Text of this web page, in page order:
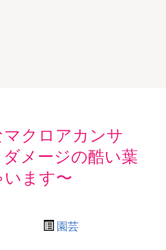
クロアカンサ
メージの酷い葉
ます〜
園芸